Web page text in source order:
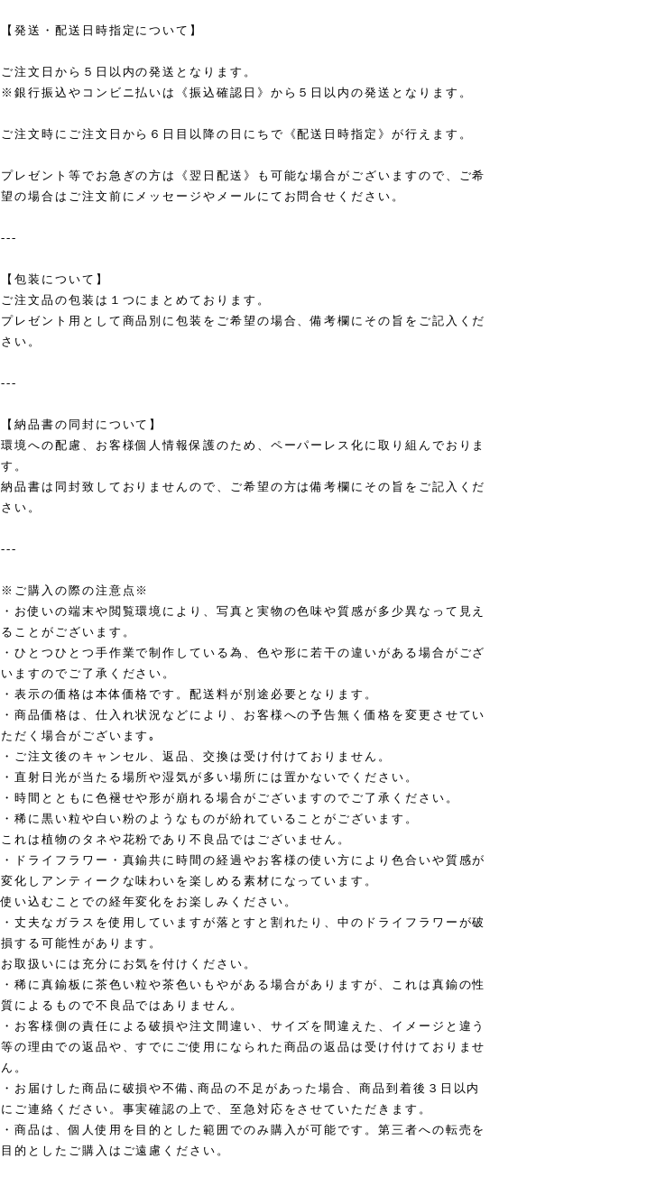
【発送・配送日時指定について】
ご注文日から５日以内の発送となります。
※銀行振込やコンビニ払いは《振込確認日》から５日以内の発送となります。
ご注文時にご注文日から６日目以降の日にちで《配送日時指定》が行えます。
プレゼント等でお急ぎの方は《翌日配送》も可能な場合がございますので、ご希
望の場合はご注文前にメッセージやメールにてお問合せください。
---
【包装について】
ご注文品の包装は１つにまとめております。
プレゼント用として商品別に包装をご希望の場合、備考欄にその旨をご記入くだ
さい。
---
【納品書の同封について】
環境への配慮、お客様個人情報保護のため、ペーパーレス化に取り組んでおりま
す。
納品書は同封致しておりませんので、ご希望の方は備考欄にその旨をご記入くだ
さい。
---
※ご購入の際の注意点※
・お使いの端末や閲覧環境により、写真と実物の色味や質感が多少異なって見え
ることがございます。
・ひとつひとつ手作業で制作している為、色や形に若干の違いがある場合がござ
いますのでご了承ください。
・表示の価格は本体価格です。配送料が別途必要となります。
・商品価格は、仕入れ状況などにより、お客様への予告無く価格を変更させてい
ただく場合がございます｡
・ご注文後のキャンセル、返品、交換は受け付けておりません。
・直射日光が当たる場所や湿気が多い場所には置かないでください。
・時間とともに色褪せや形が崩れる場合がございますのでご了承ください。
・稀に黒い粒や白い粉のようなものが紛れていることがございます。
これは植物のタネや花粉であり不良品ではございません。
・ドライフラワー・真鍮共に時間の経過やお客様の使い方により色合いや質感が
変化しアンティークな味わいを楽しめる素材になっています。
使い込むことでの経年変化をお楽しみください。
・丈夫なガラスを使用していますが落とすと割れたり、中のドライフラワーが破
損する可能性があります。
お取扱いには充分にお気を付けください。
・稀に真鍮板に茶色い粒や茶色いもやがある場合がありますが、これは真鍮の性
質によるもので不良品ではありません。
・お客様側の責任による破損や注文間違い、サイズを間違えた、イメージと違う
等の理由での返品や、すでにご使用になられた商品の返品は受け付けておりませ
ん。
・お届けした商品に破損や不備､商品の不足があった場合、商品到着後３日以内
にご連絡ください。事実確認の上で、至急対応をさせていただきます。
・商品は、個人使用を目的とした範囲でのみ購入が可能です。第三者への転売を
目的としたご購入はご遠慮ください。